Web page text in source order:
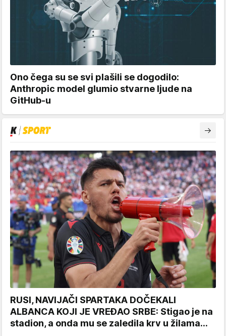
Ono čega su se svi plašili se dogodilo:
Anthropic model glumio stvarne ljude na
GitHub-u
RUSI, NAVIJAČI SPARTAKA DOČEKALI
ALBANCA KOJI JE VREĐAO SRBE: Stigao je na
stadion, a onda mu se zaledila krv u žilama...